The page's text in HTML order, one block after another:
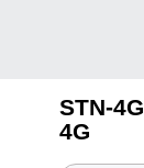
STN-
4G